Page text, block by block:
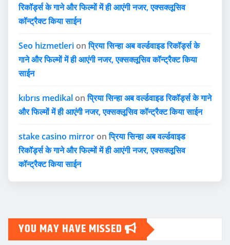
रिकॉर्ड्स के गाने और फिल्मों में ही आएंगी नजर, एक्सक्लूसिव
कॉन्ट्रैक्ट किया साईन
Seo hizmetleri onप्रिया सिन्हा अब वर्ल्डवाइड रिकॉर्ड्स के
गाने और फिल्मों में ही आएंगी नजर, एक्सक्लूसिव कॉन्ट्रैक्ट किया
साईन
kıbrıs medikal onप्रिया सिन्हा अब वर्ल्डवाइड रिकॉर्ड्स के गाने
और फिल्मों में ही आएंगी नजर, एक्सक्लूसिव कॉन्ट्रैक्ट किया साईन
stake casino mirror onप्रिया सिन्हा अब वर्ल्डवाइड
रिकॉर्ड्स के गाने और फिल्मों में ही आएंगी नजर, एक्सक्लूसिव
कॉन्ट्रैक्ट किया साईन
YOU MAY HAVE MISSED